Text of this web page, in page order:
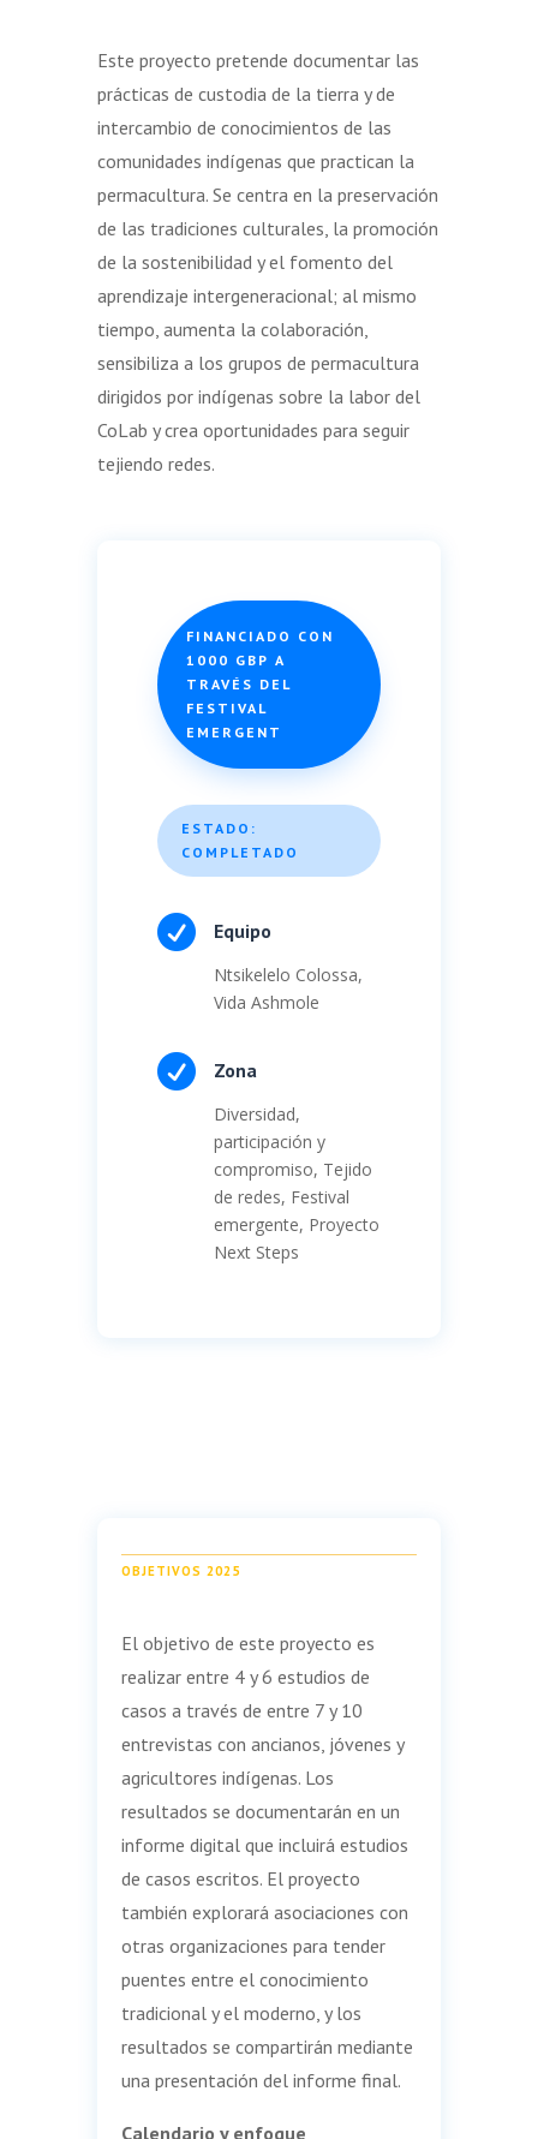
Este proyecto pretende documentar las
prácticas de custodia de la tierra y de
intercambio de conocimientos de las
comunidades indígenas que practican la
permacultura. Se centra en la preservación
de las tradiciones culturales, la promoción
de la sostenibilidad y el fomento del
aprendizaje intergeneracional; al mismo
tiempo, aumenta la colaboración,
sensibiliza a los grupos de permacultura
dirigidos por indígenas sobre la labor del
CoLab y crea oportunidades para seguir
tejiendo redes.
FINANCIADO CON
1000 GBP A
TRAVÉS DEL
FESTIVAL
EMERGENT
ESTADO:
COMPLETADO
 Equipo
Ntsikelelo Colossa,
Vida Ashmole
 Zona
Diversidad,
participación y
compromiso, Tejido
de redes, Festival
emergente, Proyecto
Next Steps
OBJETIVOS 2025
El objetivo de este proyecto es
realizar entre 4 y 6 estudios de
casos a través de entre 7 y 10
entrevistas con ancianos, jóvenes y
agricultores indígenas. Los
resultados se documentarán en un
informe digital que incluirá estudios
de casos escritos. El proyecto
también explorará asociaciones con
otras organizaciones para tender
puentes entre el conocimiento
tradicional y el moderno, y los
resultados se compartirán mediante
una presentación del informe final.
Calendario y enfoque